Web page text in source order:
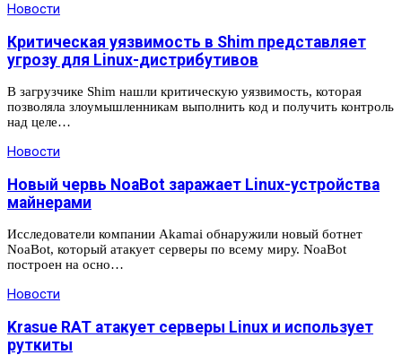
Новости
Критическая уязвимость в Shim представляет
угрозу для Linux-дистрибутивов
В загрузчике Shim нашли критическую уязвимость, которая
позволяла злоумышленникам выполнить код и получить контроль
над целе…
Новости
Новый червь NoaBot заражает Linux-устройства
майнерами
Исследователи компании Akamai обнаружили новый ботнет
NoaBot, который атакует серверы по всему миру. NoaBot
построен на осно…
Новости
Krasue RAT атакует серверы Linux и использует
руткиты